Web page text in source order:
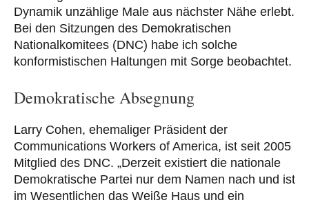
Dynamik unzählige Male aus nächster Nähe erlebt.
Bei den Sitzungen des Demokratischen
Nationalkomitees (DNC) habe ich solche
konformistischen Haltungen mit Sorge beobachtet.
Demokratische Absegnung
Larry Cohen, ehemaliger Präsident der
Communications Workers of America, ist seit 2005
Mitglied des DNC. „Derzeit existiert die nationale
Demokratische Partei nur dem Namen nach und ist
im Wesentlichen das Weiße Haus und ein